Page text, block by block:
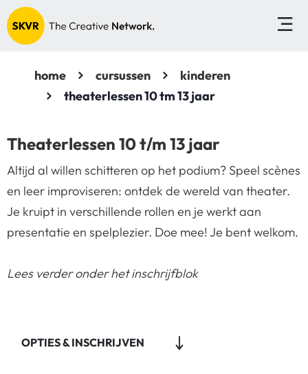
home cursussen
kinderen
theaterlessen 10 tm 13 jaar
Theaterlessen 10 t/m 13 jaar
Altijd al willen schitteren op het podium? Speel scènes
en leer improviseren: ontdek de wereld van theater.
Je kruipt in verschillende rollen en je werkt aan
presentatie en spelplezier. Doe mee! Je bent welkom.
Lees verder onder het inschrijfblok
OPTIES & INSCHRIJVEN